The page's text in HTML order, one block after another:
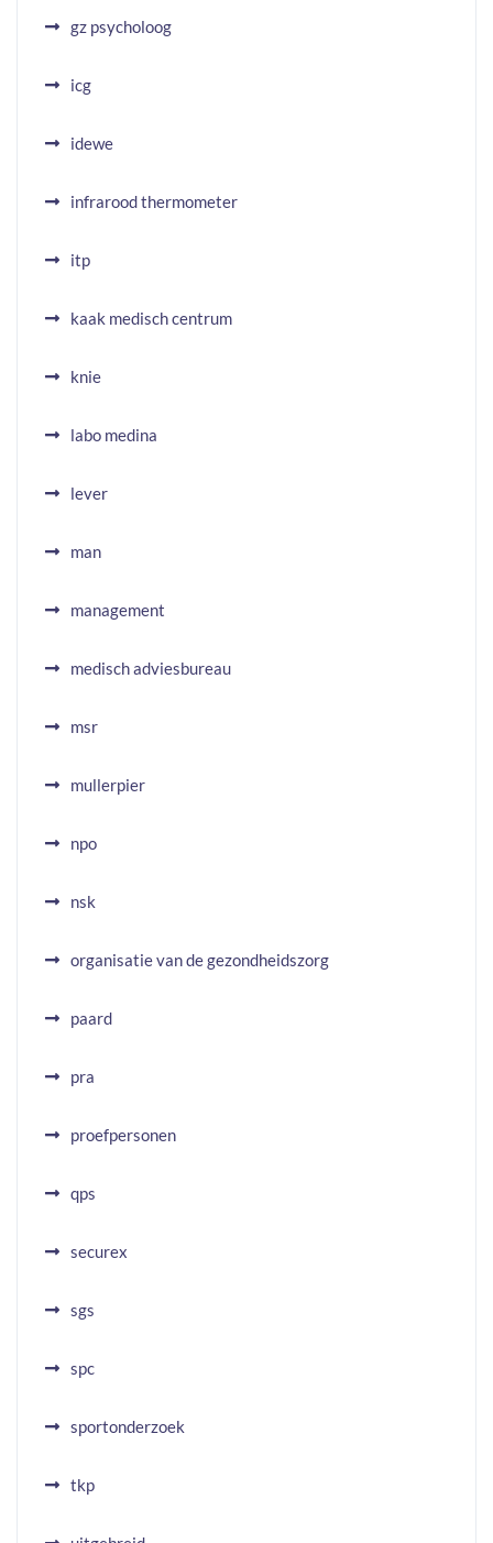
gz psycholoog
icg
idewe
infrarood thermometer
itp
kaak medisch centrum
knie
labo medina
lever
man
management
medisch adviesbureau
msr
mullerpier
npo
nsk
organisatie van de gezondheidszorg
paard
pra
proefpersonen
qps
securex
sgs
spc
sportonderzoek
tkp